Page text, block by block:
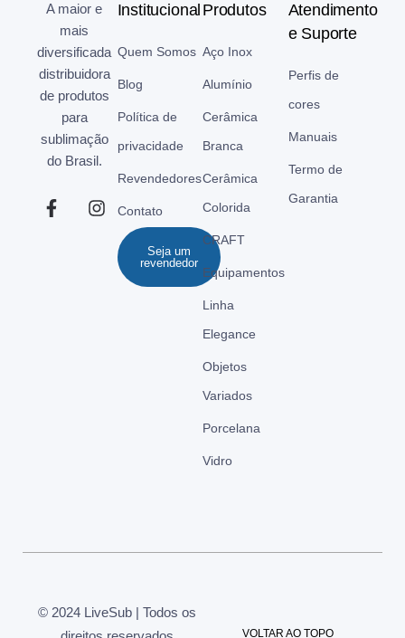
A maior e
mais
diversificada
distribuidora
de produtos
para
sublimação
do Brasil.
Institucional
Quem Somos
Blog
Política de
privacidade
Revendedores
Contato
Seja um
revendedor
Produtos
Aço Inox
Alumínio
Cerâmica
Branca
Cerâmica
Colorida
CRAFT
Equipamentos
Linha
Elegance
Objetos
Variados
Porcelana
Vidro
Atendimento
e Suporte
Perfis de
cores
Manuais
Termo de
Garantia
© 2024 LiveSub | Todos os
VOLTAR AO TOPO